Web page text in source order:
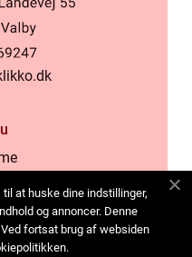
at huske dine indstillinger,
og annoncer. Denne
fortsat brug af websiden